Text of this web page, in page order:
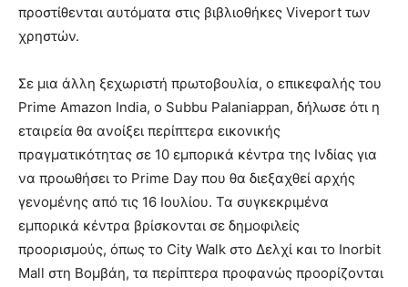
προστίθενται αυτόματα στις βιβλιοθήκες Viveport των
χρηστών.
Σε μια άλλη ξεχωριστή πρωτοβουλία, ο επικεφαλής του
Prime Amazon India, ο Subbu Palaniappan, δήλωσε ότι η
εταιρεία θα ανοίξει περίπτερα εικονικής
πραγματικότητας σε 10 εμπορικά κέντρα της Ινδίας για
να προωθήσει το Prime Day που θα διεξαχθεί αρχής
γενομένης από τις 16 Ιουλίου. Τα συγκεκριμένα
εμπορικά κέντρα βρίσκονται σε δημοφιλείς
προορισμούς, όπως το City Walk στο Δελχί και το Inorbit
Mall στη Βομβάη, τα περίπτερα προφανώς προορίζονται